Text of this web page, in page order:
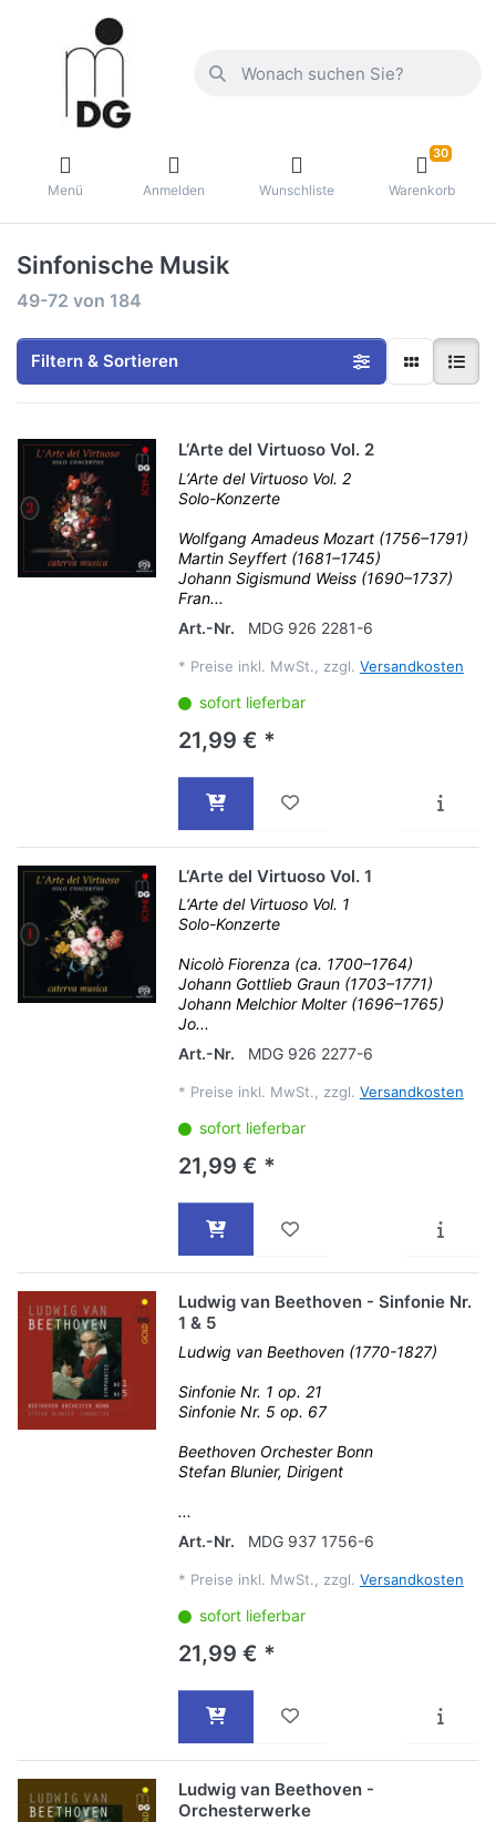
Menü Anmelden Wunschliste
30
Warenkorb
Sinfonische Musik
49-72 von 184
Filtern & Sortieren
L‘Arte del Virtuoso Vol. 2
L‘Arte del Virtuoso Vol. 2
Solo-Konzerte
Wolfgang Amadeus Mozart (1756–1791)
Martin Seyffert (1681–1745)
Johann Sigismund Weiss (1690–1737)
Fran...
Art.-Nr.
MDG 926 2281-6
* Preise inkl. MwSt., zzgl. Versandkosten
sofort lieferbar
21,99 € *
L‘Arte del Virtuoso Vol. 1
L‘Arte del Virtuoso Vol. 1
Solo-Konzerte
Nicolò Fiorenza (ca. 1700–1764)
Johann Gottlieb Graun (1703–1771)
Johann Melchior Molter (1696–1765)
Jo...
Art.-Nr.
MDG 926 2277-6
* Preise inkl. MwSt., zzgl. Versandkosten
sofort lieferbar
21,99 € *
Ludwig van Beethoven - Sinfonie Nr.
1 & 5
Ludwig van Beethoven (1770-1827)
Sinfonie Nr. 1 op. 21
Sinfonie Nr. 5 op. 67
Beethoven Orchester Bonn
Stefan Blunier, Dirigent
...
Art.-Nr.
MDG 937 1756-6
* Preise inkl. MwSt., zzgl. Versandkosten
sofort lieferbar
21,99 € *
Ludwig van Beethoven -
Orchesterwerke